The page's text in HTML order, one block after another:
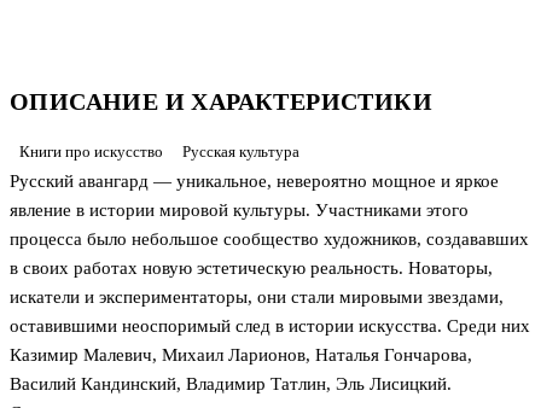
ОПИСАНИЕ И ХАРАКТЕРИСТИКИ
Книги про искусство Русская культура
Русский авангард — уникальное, невероятно мощное и яркое
явление в истории мировой культуры. Участниками этого
процесса было небольшое сообщество художников, создававших
в своих работах новую эстетическую реальность. Новаторы,
искатели и экспериментаторы, они стали мировыми звездами,
оставившими неоспоримый след в истории искусства. Среди них
Казимир Малевич, Михаил Ларионов, Наталья Гончарова,
Василий Кандинский, Владимир Татлин, Эль Лисицкий.